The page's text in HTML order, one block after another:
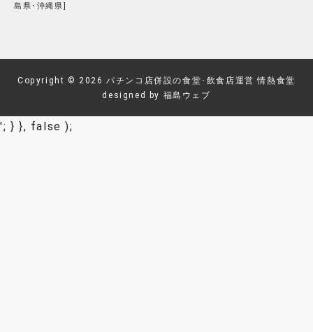
島県 ･ 沖縄県]
Copyright © 2026 パチンコ店併設の食堂･飲食店運営 情熱食堂
designed by 福島ウェブ
'; } }, false );